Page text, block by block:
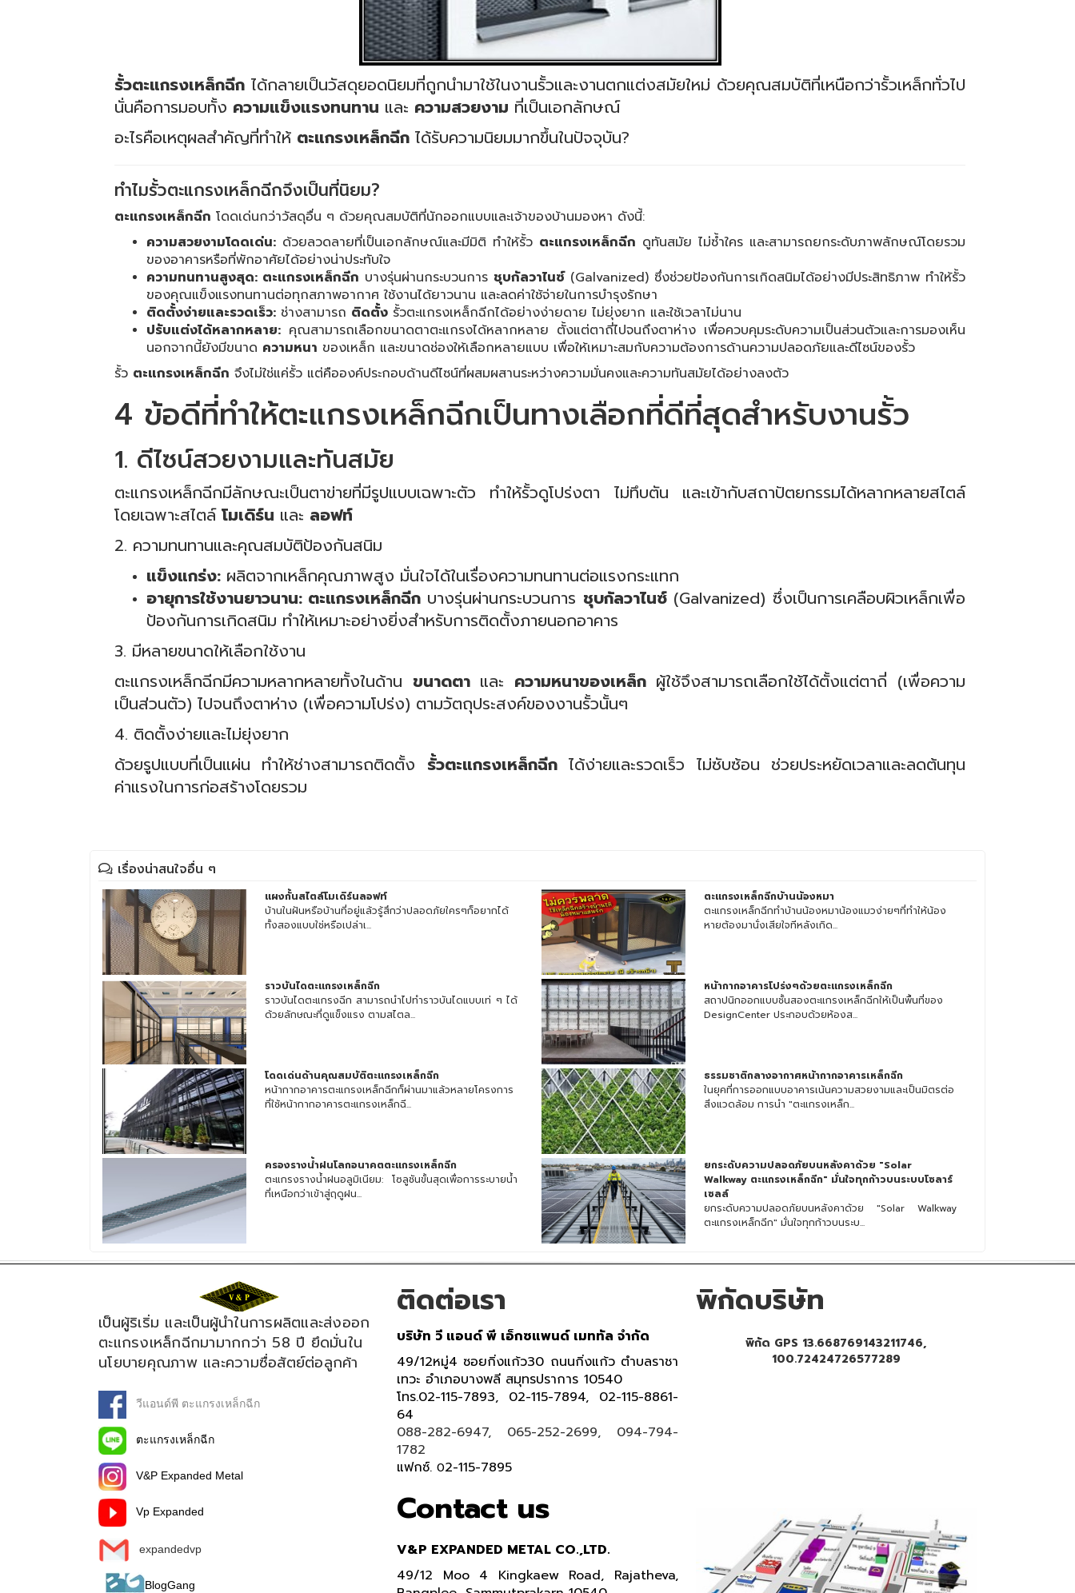
รั้วตะแกรงเหล็กฉีก ได้กลายเป็นวัสดุยอดนิยมที่ถูกนำมาใช้ในงานรั้วและงานตกแต่งสมัยใหม่ ด้วยคุณสมบัติที่เหนือกว่ารั้วเหล็กทั่วไป
นั่นคือการมอบทั้ง ความแข็งแรงทนทาน และ ความสวยงาม ที่เป็นเอกลักษณ์
อะไรคือเหตุผลสำคัญที่ทำให้ ตะแกรงเหล็กฉีก ได้รับความนิยมมากขึ้นในปัจจุบัน?
ทำไมรั้วตะแกรงเหล็กฉีกจึงเป็นที่นิยม?
ตะแกรงเหล็กฉีก โดดเด่นกว่าวัสดุอื่น ๆ ด้วยคุณสมบัติที่นักออกแบบและเจ้าของบ้านมองหา ดังนี้:
ความสวยงามโดดเด่น: ด้วยลวดลายที่เป็นเอกลักษณ์และมีมิติ ทำให้รั้ว ตะแกรงเหล็กฉีก ดูทันสมัย ไม่ซ้ำใคร และสามารถยกระดับภาพลักษณ์โดยรวม
ของอาคารหรือที่พักอาศัยได้อย่างน่าประทับใจ
ความทนทานสูงสุด: ตะแกรงเหล็กฉีก บางรุ่นผ่านกระบวนการ ชุบกัลวาไนซ์(Galvanized) ซึ่งช่วยป้องกันการเกิดสนิมได้อย่างมีประสิทธิภาพ ทำให้รั้ว
ของคุณแข็งแรงทนทานต่อทุกสภาพอากาศ ใช้งานได้ยาวนาน และลดค่าใช้จ่ายในการบำรุงรักษา
ติดตั้งง่ายและรวดเร็ว: ช่างสามารถ ติดตั้ง รั้วตะแกรงเหล็กฉีกได้อย่างง่ายดาย ไม่ยุ่งยาก และใช้เวลาไม่นาน
ปรับแต่งได้หลากหลาย: คุณสามารถเลือกขนาดตาตะแกรงได้หลากหลาย ตั้งแต่ตาถี่ไปจนถึงตาห่าง เพื่อควบคุมระดับความเป็นส่วนตัวและการมองเห็น
นอกจากนี้ยังมีขนาด ความหนา ของเหล็ก และขนาดช่องให้เลือกหลายแบบ เพื่อให้เหมาะสมกับความต้องการด้านความปลอดภัยและดีไซน์ของรั้ว
รั้ว ตะแกรงเหล็กฉีก จึงไม่ใช่แค่รั้ว แต่คือองค์ประกอบด้านดีไซน์ที่ผสมผสานระหว่างความมั่นคงและความทันสมัยได้อย่างลงตัว
4 ข้อดีที่ทำให้ตะแกรงเหล็กฉีกเป็นทางเลือกที่ดีที่สุดสำหรับงานรั้ว
1. ดีไซน์สวยงามและทันสมัย
ตะแกรงเหล็กฉีกมีลักษณะเป็นตาข่ายที่มีรูปแบบเฉพาะตัว ทำให้รั้วดูโปร่งตา ไม่ทึบตัน และเข้ากับสถาปัตยกรรมได้หลากหลายสไตล์
โดยเฉพาะสไตล์ โมเดิร์น และ ลอฟท์
2. ความทนทานและคุณสมบัติป้องกันสนิม
แข็งแกร่ง: ผลิตจากเหล็กคุณภาพสูง มั่นใจได้ในเรื่องความทนทานต่อแรงกระแทก
อายุการใช้งานยาวนาน: ตะแกรงเหล็กฉีกบางรุ่นผ่านกระบวนการ ชุบกัลวาไนซ์(Galvanized) ซึ่งเป็นการเคลือบผิวเหล็กเพื่อ
ป้องกันการเกิดสนิม ทำให้เหมาะอย่างยิ่งสำหรับการติดตั้งภายนอกอาคาร
3. มีหลายขนาดให้เลือกใช้งาน
ตะแกรงเหล็กฉีกมีความหลากหลายทั้งในด้าน ขนาดตาและ ความหนาของเหล็กผู้ใช้จึงสามารถเลือกใช้ได้ตั้งแต่ตาถี่ (เพื่อความ
เป็นส่วนตัว) ไปจนถึงตาห่าง (เพื่อความโปร่ง) ตามวัตถุประสงค์ของงานรั้วนั้นๆ
4. ติดตั้งง่ายและไม่ยุ่งยาก
ด้วยรูปแบบที่เป็นแผ่น ทำให้ช่างสามารถติดตั้ง รั้วตะแกรงเหล็กฉีกได้ง่ายและรวดเร็ว ไม่ซับซ้อน ช่วยประหยัดเวลาและลดต้นทุน
ค่าแรงในการก่อสร้างโดยรวม
เรื่องน่าสนใจอื่น ๆ
แผงกั้นสไตล์โมเดิร์นลอฟท์
บ้านในฝันหรือบ้านที่อยู่แล้วรู้สึกว่าปลอดภัยใครๆก็อยากได้
ทั้งสองแบบใช่หรือเปล่าเ...
ตะแกรงเหล็กฉีกบ้านน้องหมา
ตะแกรงเหล็กฉีกทำบ้านน้องหมาน้องแมวง่ายๆที่ทำให้น้อง
หายต้องมานั่งเสียใจทีหลังเกิด...
ราวบันไดตะแกรงเหล็กฉีก
ราวบันไดตะแกรงฉีก สามารถนำไปทำราวบันไดแบบเท่ ๆ ได้
ด้วยลักษณะที่ดูแข็งแรง ตามสไตล...
หน้ากากอาคารโปร่งๆด้วยตะแกรงเหล็กฉีก
สถาปนิกออกแบบชั้นสองตะแกรงเหล็กฉีกให้เป็นพื้นที่ของ
DesignCenter ประกอบด้วยห้องส...
โดดเด่นด้านคุณสมบัติตะแกรงเหล็กฉีก
หน้ากากอาคารตะแกรงเหล็กฉีกก็ผ่านมาแล้วหลายโครงการ
ที่ใช้หน้ากากอาคารตะแกรงเหล็กฉี...
ธรรมชาติกลางอากาศหน้ากากอาคารเหล็กฉีก
ในยุคที่การออกแบบอาคารเน้นความสวยงามและเป็นมิตรต่อ
สิ่งแวดล้อม การนำ "ตะแกรงเหล็ก...
ครองรางน้ำฝนโลกอนาคตตะแกรงเหล็กฉีก
ตะแกรงรางน้ำฝนอลูมิเนียม: โซลูชันขั้นสุดเพื่อการระบายน้ำ
ที่เหนือกว่าเข้าสู่ฤดูฝน...
ยกระดับความปลอดภัยบนหลังคาด้วย "Solar
Walkway ตะแกรงเหล็กฉีก" มั่นใจทุกก้าวบนระบบโซลาร์
เซลล์
ยกระดับความปลอดภัยบนหลังคาด้วย "Solar Walkway
ตะแกรงเหล็กฉีก" มั่นใจทุกก้าวบนระบ...
เป็นผู้ริเริ่ม และเป็นผู้นำในการผลิตและส่งออก
ตะแกรงเหล็กฉีกมามากกว่า 58 ปี ยึดมั่นใน
นโยบายคุณภาพ และความซื่อสัตย์ต่อลูกค้า
วีแอนด์พี ตะแกรงเหล็กฉีก
ตะแกรงเหล็กฉีก
V&P Expanded Metal
Vp Expanded
expandedvp
BlogGang
ติดต่อเรา
บริษัท วี แอนด์ พี เอ็กซแพนด์ เมททัล จำกัด
49/12หมู่4 ซอยกิ่งแก้ว30 ถนนกิ่งแก้ว ตำบลราชา
เทวะ อำเภอบางพลี สมุทรปราการ 10540
โทร.02-115-7893, 02-115-7894, 02-115-8861-
64
088-282-6947, 065-252-2699, 094-794-
1782
แฟกซ์.02-115-7895
Contact us
V&P EXPANDED METAL CO.,LTD.
49/12 Moo 4 Kingkaew Road, Rajatheva,
พิกัดบริษัท
พิกัด GPS 13.668769143211746,
100.72424726577289